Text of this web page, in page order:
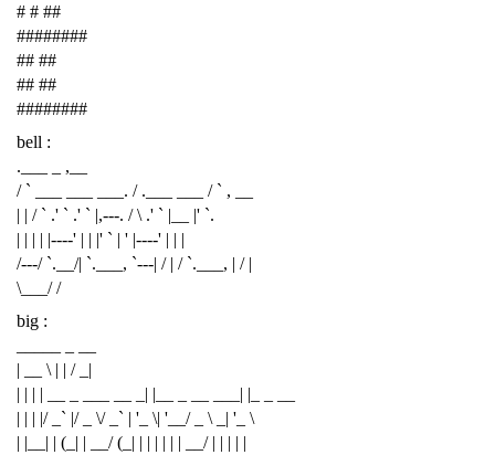
# # ##
########
## ##
## ##
########
bell :
.___ _ ,__
/ ` ___ ___ ___. / .___ ___ / ` , __
| | / ` .' ` .' ` |,---. / \ .' ` |__ |' `.
| | | | |----' | | |' ` | ' |----' | | |
/---/ `.__/| `.___, `---| / | / `.___, | / |
\___/ /
big :
| __ \ | | / _|
| | | | __ _ ___ __ _| |__ _ __ ___| |_ _ __
| | | |/ _` |/ _ \/ _` | '_ \| '__/ _ \ _| '_ \
| |__| | (_| | __/ (_| | | | | | | __/ | | | | |